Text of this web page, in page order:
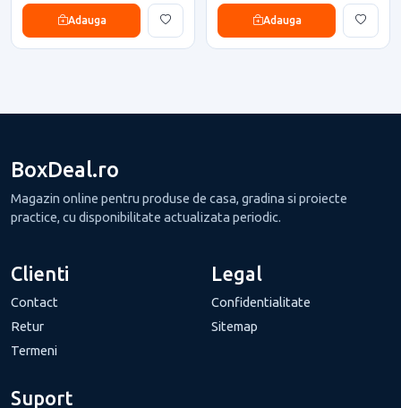
Adauga Adauga
BoxDeal.ro
Magazin online pentru produse de casa, gradina si proiecte
practice, cu disponibilitate actualizata periodic.
Clienti
Contact
Retur
Termeni
Legal
Confidentialitate
Sitemap
Suport